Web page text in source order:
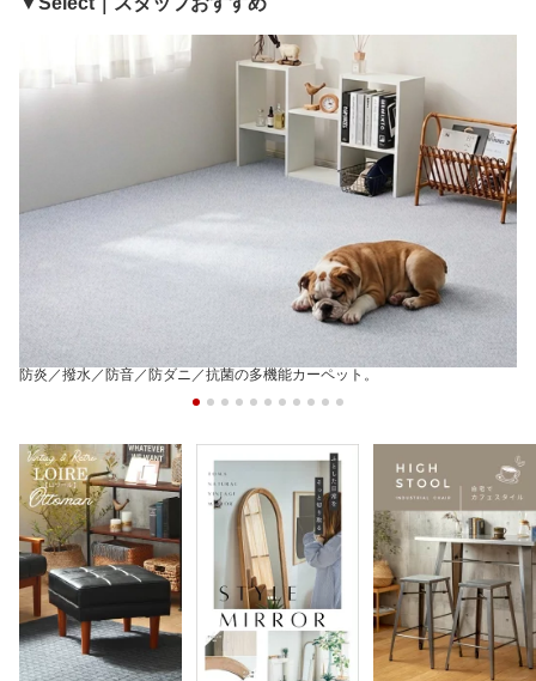
ばん掛け 白 天然木 洋服
掛け キッズ 子供 収納 か
わいい ナチュラル ホワ
イト iw-100 最強配送 Wo
製 テーブル キッズ 幅80
cm かわいい ミニ コンパ
クト 小さめ 韓国 インテ
リア ホワイト iw-37 Wor
飯器 トースター オーブ
ック ホワイト 2105 210
6 Works
防炎／撥水／防音／防ダニ／抗菌の多機能カーペット。